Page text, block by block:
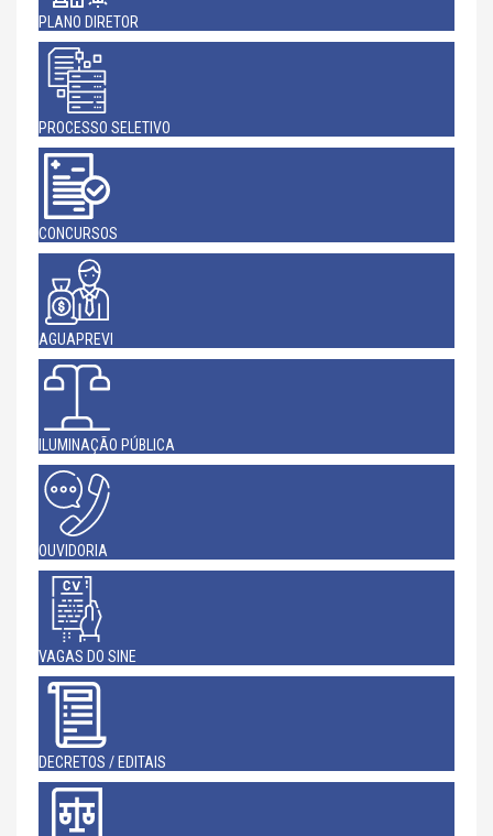
PLANO DIRETOR
PROCESSO SELETIVO
CONCURSOS
AGUAPREVI
ILUMINAÇÃO PÚBLICA
OUVIDORIA
VAGAS DO SINE
DECRETOS / EDITAIS